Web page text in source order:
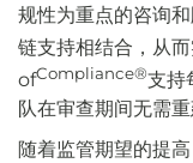
规性为重点的咨询
链支持相结合，从而
ofCompliance®支持
队在审查期间无需
随着监管期望的提